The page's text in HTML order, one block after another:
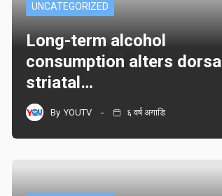
UNCATEGORIZED
Long-term alcohol
consumption alters dorsal
striatal…
By YOUTV ६ वर्ष अगाडि